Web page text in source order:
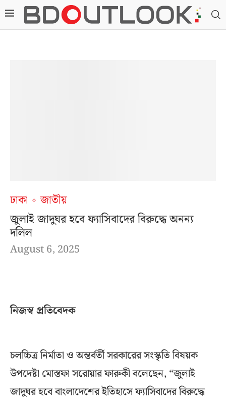
ঢাকা
জাতীয়
জুলাই জাদুঘর হবে ফ্যাসিবাদের বিরুদ্ধে অনন্য
দলিল
August 6, 2025
নিজস্ব প্রতিবেদক
চলচ্চিত্র নির্মাতা ও অন্তর্বর্তী সরকারের সংস্কৃতি বিষয়ক
উপদেষ্টা মোস্তফা সরোয়ার ফারুকী বলেছেন, “জুলাই
জাদুঘর হবে বাংলাদেশের ইতিহাসে ফ্যাসিবাদের বিরুদ্ধে